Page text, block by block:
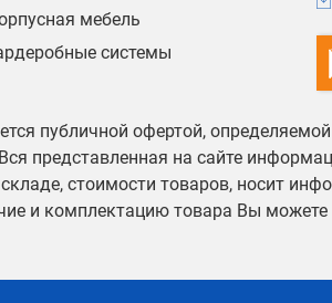
мебель
системы
публичной офертой,
представленная на сайте
стоимости товаров, носит
и комплектацию товара Вы можете